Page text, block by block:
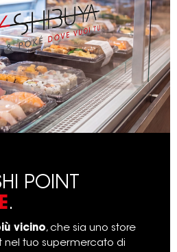
POINT
.
vicino, che sia uno store
nel tuo supermercato di